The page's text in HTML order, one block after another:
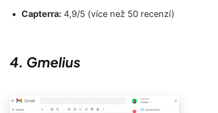
Capterra: 4,9/5 (více než 50 recenzí)
4. Gmelius